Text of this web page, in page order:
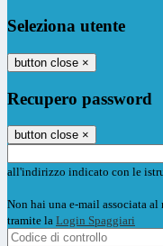
Seleziona utente
button close ×
Recupero password
button close ×
all'indirizzo indicato con le
Non hai una e-mail associata
tramite la Login Spaggiari